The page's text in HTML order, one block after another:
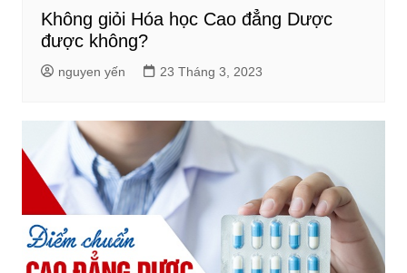
Không giỏi Hóa học Cao đẳng Dược
được không?
nguyen yến 23 Tháng 3, 2023